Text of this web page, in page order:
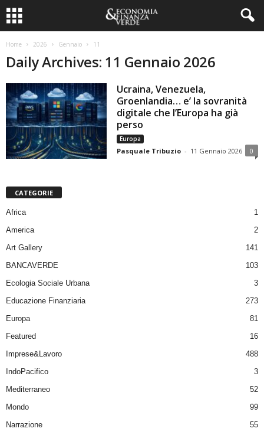
Home 2026 Gennaio 11
Daily Archives: 11 Gennaio 2026
Ucraina, Venezuela,
Groenlandia… e’ la sovranità
digitale che l’Europa ha già
perso
Europa
Pasquale Tribuzio - 11 Gennaio 2026 0
CATEGORIE
Africa
1
America
2
Art Gallery
141
BANCAVERDE
103
Ecologia Sociale Urbana
3
Educazione Finanziaria
273
Europa
81
Featured
16
Imprese&Lavoro
488
IndoPacifico
3
Mediterraneo
52
Mondo
99
Narrazione
55